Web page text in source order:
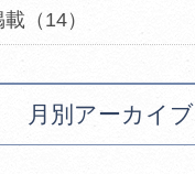
（14）
月別アーカイブ